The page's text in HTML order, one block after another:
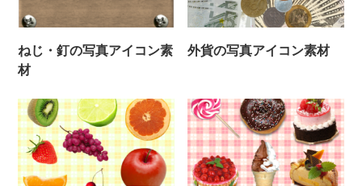
ねじ・釘の写真アイコン素
材
外貨の写真アイコン素材